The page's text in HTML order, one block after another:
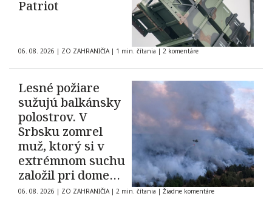
Patriot
06. 08. 2026 | ZO ZAHRANIČIA | 1 min. čítania | 2 komentáre
Lesné požiare
sužujú balkánsky
polostrov. V
Srbsku zomrel
muž, ktorý si v
extrémnom suchu
založil pri dome
oheň
06. 08. 2026 | ZO ZAHRANIČIA | 2 min. čítania | Žiadne komentáre